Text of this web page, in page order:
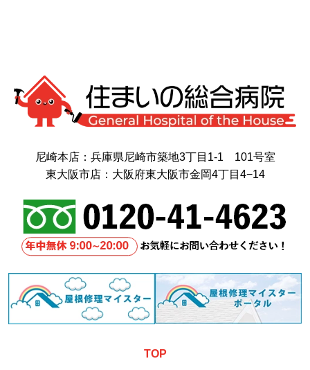
尼崎本店：兵庫県尼崎市築地3丁目1-1 101号室
東大阪市店：大阪府東大阪市金岡4丁目4−14
TOP